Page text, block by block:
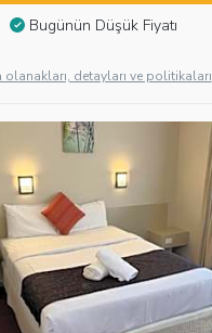
Bugünün Düşük Fiyatı
olanakları, detayları ve politikaları